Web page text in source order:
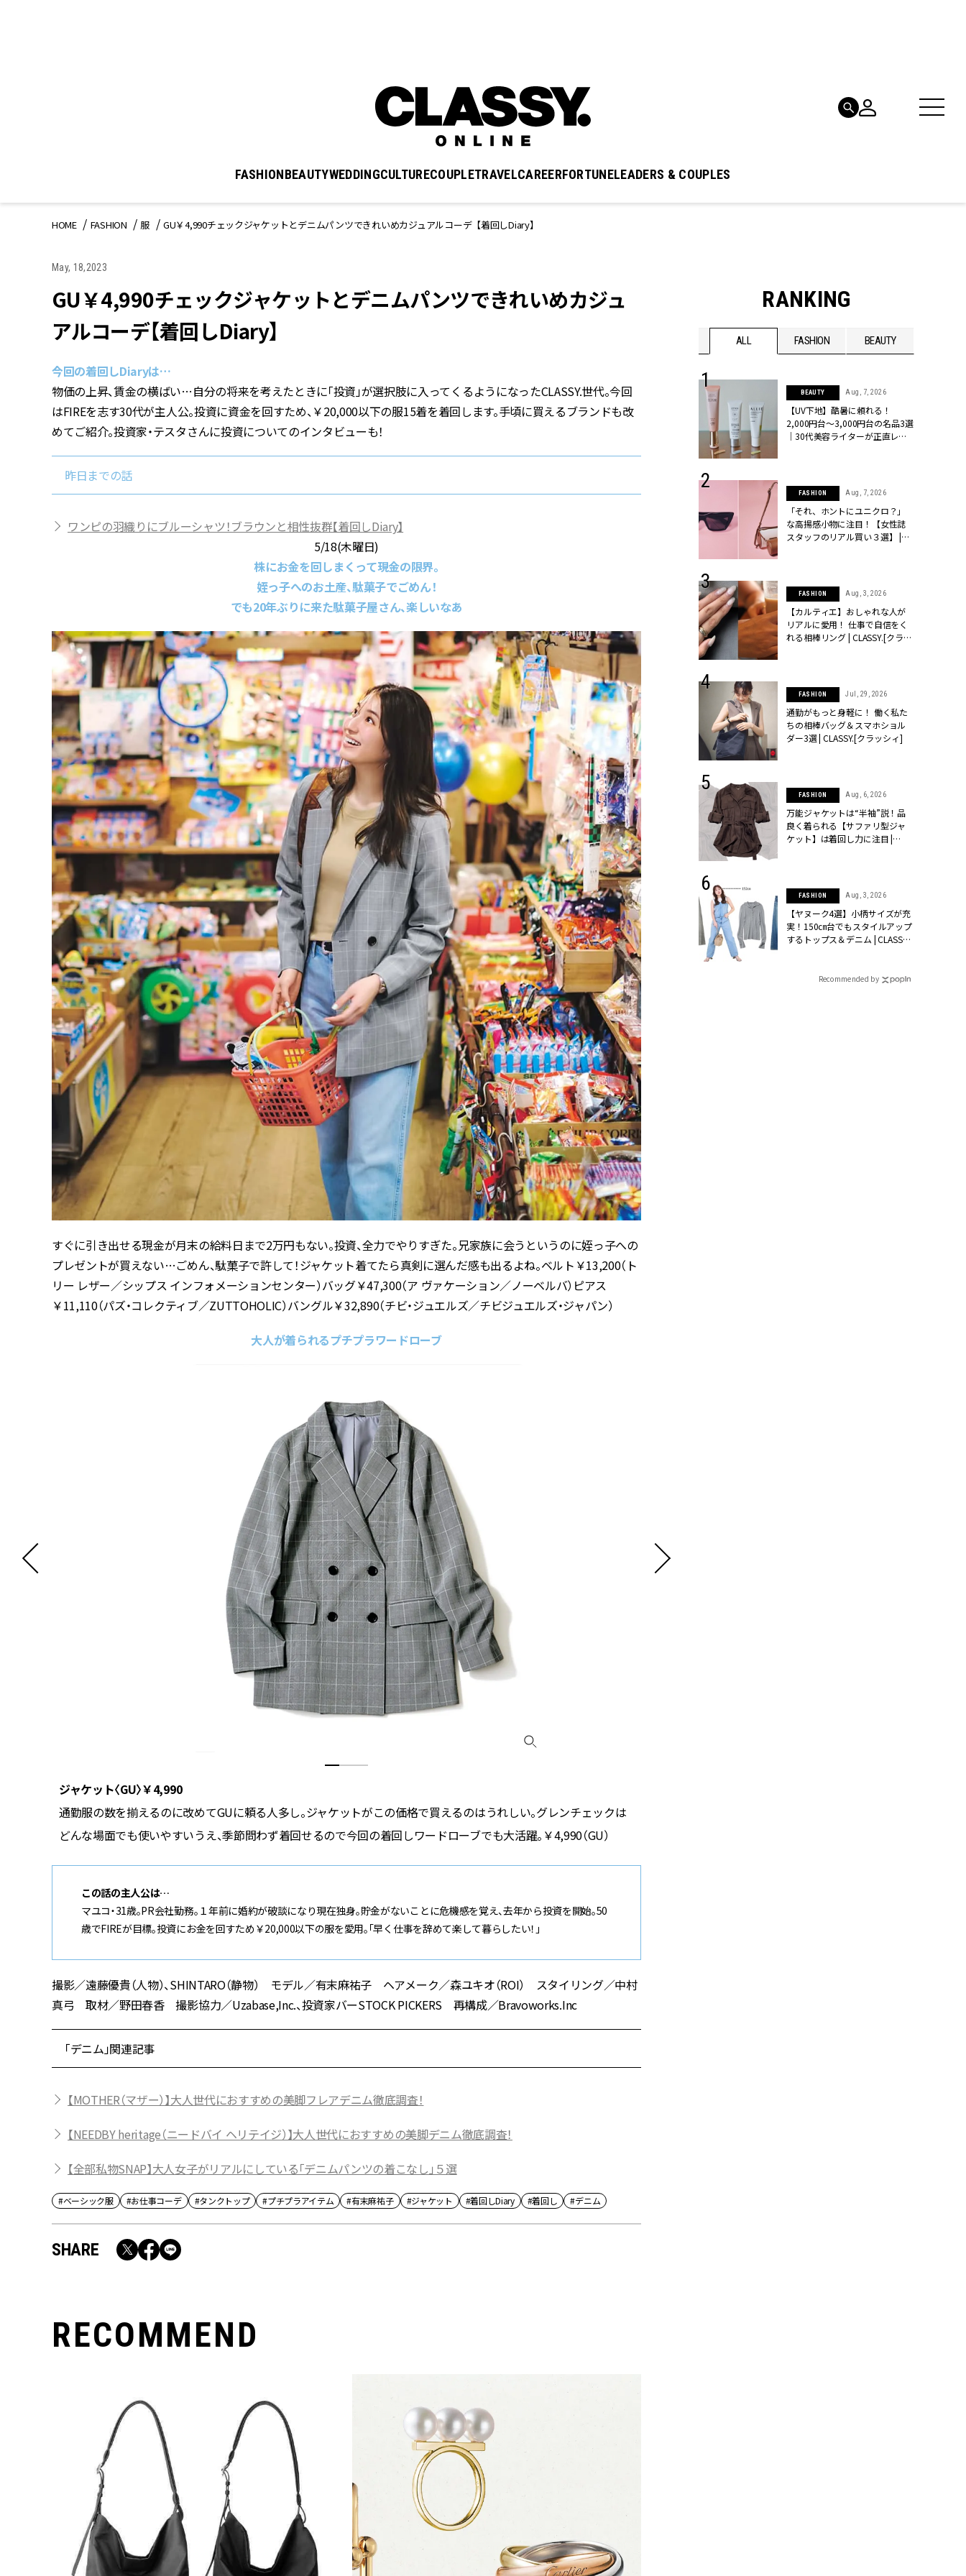
FASHIONBEAUTYWEDDINGCULTURECOUPLETRAVELCAREERFORTUNELEADERS & COUPLES
HOME FASHION 服 GU￥4,990チェックジャケットとデニムパンツできれいめカジュアルコーデ【着回しDiary】
May, 18,2023
GU￥4,990チェックジャケットとデニムパンツできれいめカジュ
アルコーデ【着回しDiary】
今回の着回しDiaryは…
物価の上昇、賃金の横ばい…自分の将来を考えたときに「投資」が選択肢に入ってくるようになったCLASSY.世代。今回
はFIREを志す30代が主人公。投資に資金を回すため、￥20,000以下の服15着を着回します。手頃に買えるブランドも改
めてご紹介。投資家・テスタさんに投資についてのインタビューも！
昨日までの話
ワンピの羽織りにブルーシャツ！ブラウンと相性抜群【着回しDiary】
5/18(木曜日)
株にお金を回しまくって現金の限界。
姪っ子へのお土産、駄菓子でごめん！
でも20年ぶりに来た駄菓子屋さん、楽しいなあ
すぐに引き出せる現金が月末の給料日まで2万円もない。投資、全力でやりすぎた。兄家族に会うというのに姪っ子への
プレゼントが買えない…ごめん、駄菓子で許して！ジャケット着てたら真剣に選んだ感も出るよね。ベルト￥13,200（ト
リー レザー／シップス インフォメーションセンター）バッグ￥47,300（ア ヴァケーション／ノーベルバ）ピアス
￥11,110（パズ・コレクティブ／ZUTTOHOLIC）バングル￥32,890（チビ・ジュエルズ／チビジュエルズ・ジャパン）
大人が着られるプチプラワードローブ
ジャケット〈GU〉￥4,990
通勤服の数を揃えるのに改めてGUに頼る人多し。ジャケットがこの価格で買えるのはうれしい。グレンチェックは
どんな場面でも使いやすいうえ、季節問わず着回せるので今回の着回しワードローブでも大活躍。￥4,990（GU）
この話の主人公は…
マユコ・31歳。PR会社勤務。１年前に婚約が破談になり現在独身。貯金がないことに危機感を覚え、去年から投資を開始。50
歳でFIREが目標。投資にお金を回すため￥20,000以下の服を愛用。「早く仕事を辞めて楽して暮らしたい！」
撮影／遠藤優貴（人物）、SHINTARO（静物） モデル／有末麻祐子 ヘアメーク／森ユキオ（ROI） スタイリング／中村
真弓 取材／野田春香 撮影協力／Uzabase,Inc.、投資家バーSTOCK PICKERS 再構成／Bravoworks.Inc
「デニム」関連記事
【MOTHER（マザー）】大人世代におすすめの美脚フレアデニム徹底調査！
【NEEDBY heritage（ニードバイ ヘリテイジ）】大人世代におすすめの美脚デニム徹底調査！
【全部私物SNAP】大人女子がリアルにしている「デニムパンツの着こなし」５選
#ベーシック服 #お仕事コーデ #タンクトップ #プチプラアイテム #有末麻祐子 #ジャケット #着回しDiary #着回し #デニム
SHARE
RECOMMEND
RANKING
ALL FASHION BEAUTY
BEAUTY Aug, 7, 2026
【UV下地】酷暑に頼れる！
｜30代美容ライターが正直レビ
BEAUTY Aug, 6, 2026
ない！アラサーのまとめ髪が垢
抜ける「即戦力アクセ」たち |
CLASSY.[クラッシィ]
BEAUTY Sep, 25, 2025
マルジェラの“レプリカ”に新作
ンス』５選 | CLASSY.[クラッシ
ィ]
BEAUTY Aug, 8, 2026
【シャネル】「ココ マドモアゼ
ル クラッシュ アプソリュ」の限
定カフェが登場！世界観に没入
できる体験型イベントが開催 |
CLASSY.[クラッシィ]
BEAUTY Aug, 5, 2026
忙しい毎日に「うるおいター
ボ」を。新【SOFINA BASIC＋】
のお手入れでうるおってなめら
かな肌を目指す | CLASSY.[クラッ
シィ]
Aug, 7, 2026
冷房・紫外線etc...「夏の隠れ乾
燥」を防ぐ【ベタつかない名品
クリーム】3選＜30代のベストコ
スメ＞ | CLASSY.[クラッシィ]
WEDDING
【結婚指輪】人気ブランドのリ
WEDDING Jun, 30, 2026
ーを解説 | CLASSY.[クラッシィ]
WEDDING Mar, 24, 2026
【トレンドの巻き方３選】結婚
式ゲスト服の鉄板“シンプル黒ワ
ンピ”は『スカーフ』で盛るのが
正解！ | CLASSY.[クラッシィ]
WEDDING Dec, 9, 2025
【結婚式お呼ばれ】ドレスに馴
染む！上品で実用的な「サブバ
ッグ」6選【アンテプリマ、フェ
イラー他】 | CLASSY.[クラッシ
ィ]
WEDDING Apr, 14, 2026
【ブルガリ】プロポーズで贈ら
れたのは、リングじゃなくてネ
ックレスだった！【CLASSY.世代
のブライダルリング物語 #15】 |
CLASSY.[クラッシィ]
BEAUTY Aug, 7, 2026
【UV下地】酷暑に頼れる！
2,000円台〜3,000円台の名品3選
｜30代美容ライターが正直レビ
FASHION Aug, 7, 2026
「それ、ホントにユニクロ？」
な高揚感小物に注目！【女性誌
スタッフのリアル買い３選】 |
FASHION Aug, 3, 2026
【カルティエ】おしゃれな人が
リアルに愛用！ 仕事で自信をく
れる相棒リング | CLASSY.[クラッ
FASHION Jul, 29, 2026
通勤がもっと身軽に！ 働く私た
ちの相棒バッグ＆スマホショル
ダー3選 | CLASSY.[クラッシィ]
FASHION Aug, 6, 2026
万能ジャケットは“半袖”説！品
良く着られる【サファリ型ジャ
ケット】は着回し力に注目 |
FASHION Aug, 3, 2026
【ヤヌーク4選】小柄サイズが充
実！150㎝台でもスタイルアップ
するトップス＆デニム | CLASSY.
Recommended by